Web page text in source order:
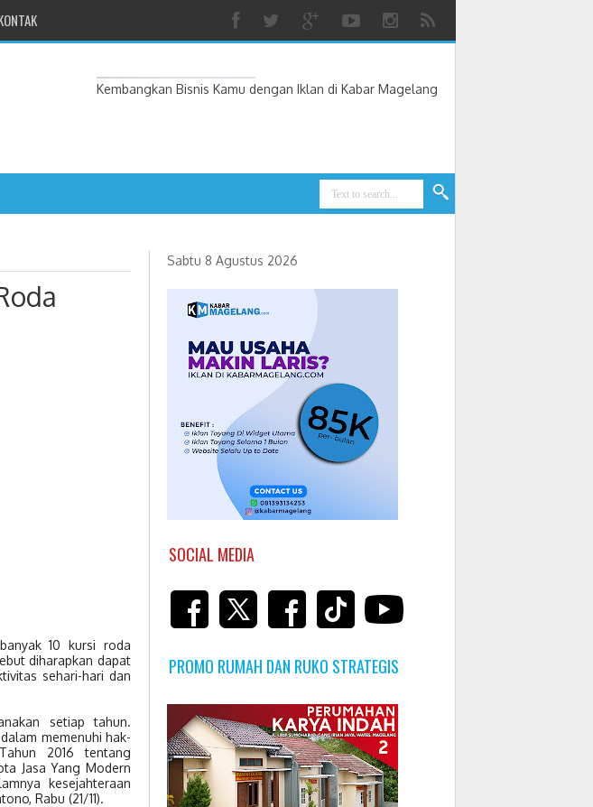
Kembangkan Bisnis Kamu dengan Iklan di Kabar Magelang
10 kursi roda
diharapkan dapat
sehari-hari dan
setiap tahun.
memenuhi hak-
2016 tentang
Jasa Yang Modern
kesejahteraan
Rabu (21/11).
Sabtu 8 Agustus 2026
SOCIAL MEDIA
PROMO RUMAH DAN RUKO STRATEGIS